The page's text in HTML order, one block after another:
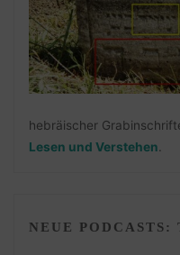
hebräischer
Lesen und Verstehen.
NEUE PODCASTS: